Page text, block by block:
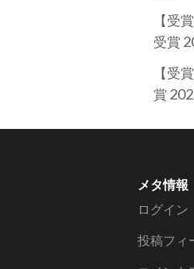
【受
受賞
【受
賞
メタ情報
ログイン
投稿フィ